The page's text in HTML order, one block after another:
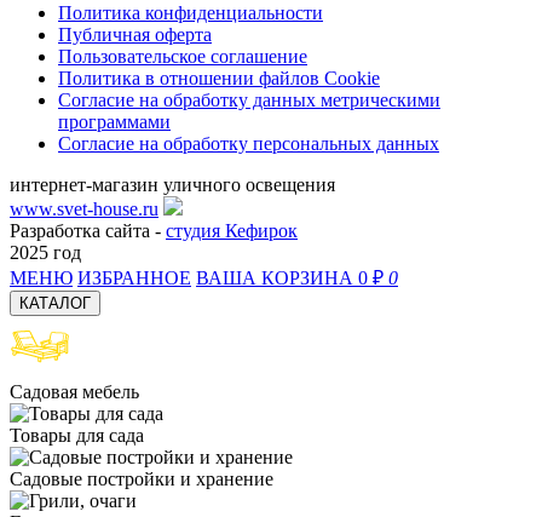
Политика конфиденциальности
Публичная оферта
Пользовательское соглашение
Политика в отношении файлов Cookie
Согласие на обработку данных метрическими
программами
Согласие на обработку персональных данных
интернет-магазин уличного освещения
www.svet-house.ru
Разработка сайта - студия Кефирок
2025 год
МЕНЮ ИЗБРАННОЕ ВАША КОРЗИНА 0 ₽ 0
КАТАЛОГ
Садовая мебель
Товары для сада
Садовые постройки и хранение